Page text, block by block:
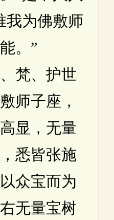
我为佛敷师
。”
梵、护世
师子座，
显，无量
悉皆张施
众宝而为
无量宝树